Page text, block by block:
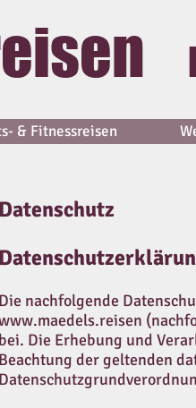
& Fitnessreisen
Datenschutz
Die nachfolgende
bei. Die Erhebung und
Beachtung der geltenden